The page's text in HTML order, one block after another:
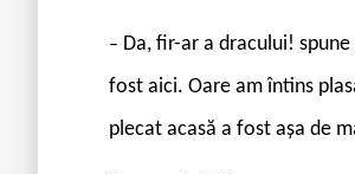
– Da, fir-ar a dracului!
fost aici. Oare am întins
plecat acasă a fost așa de